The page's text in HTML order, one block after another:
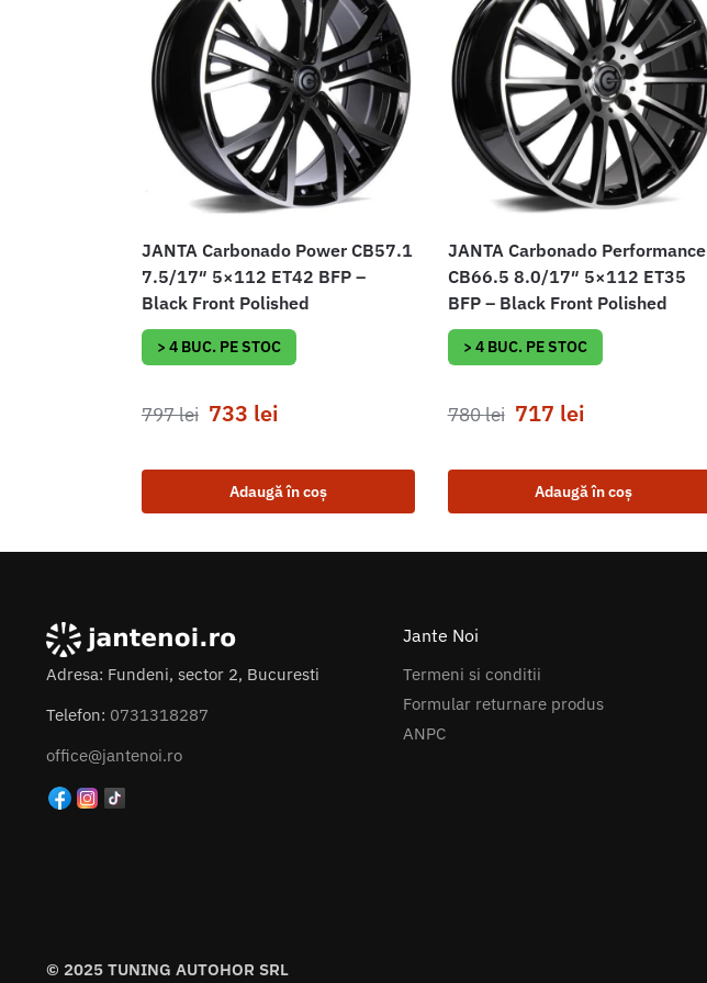
JANTA Carbonado Power CB57.1
7.5/17″ 5×112 ET42 BFP –
Black Front Polished
> 4 BUC. PE STOC
797lei 733 lei
Adaugă în coș
JANTA Carbonado Performance
CB66.5 8.0/17″ 5×112 ET35
BFP – Black Front Polished
> 4 BUC. PE STOC
780lei 717 lei
Adaugă în coș
Adresa: Fundeni, sector 2, Bucuresti
Telefon: 0731318287
office@jantenoi.ro
Jante Noi
Termeni si conditii
Formular returnare produs
ANPC
© 2025 TUNING AUTOHOR SRL